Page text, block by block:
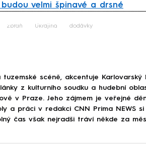
velmi špinavé a drsné
to fetch
zbraň Ukrajina dodávky
scéně, akcentuje Karlovarský
z kulturního soudku a hudební
v Praze. Jeho zájmem je veřejné
a práci v redakci CNN Prima NEWS
čas však nejradši tráví někde za